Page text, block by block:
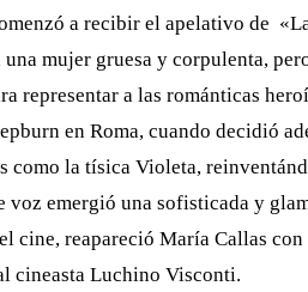
a recibir el apelativo de
una mujer gruesa y corpulenta,
representar a las románticas
en Roma, cuando decidió
como la tísica Violeta,
voz emergió una sofisticada y
cine, reapareció María Callas
cineasta Luchino Visconti.